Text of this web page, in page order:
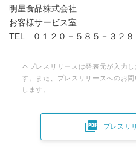
明星食品株式会社
お客様サービス室
TEL ０１２０－５８５－３２８
本プレスリリースは発表元が入力
す。また、プレスリリースへのお
します。
 プレスリ